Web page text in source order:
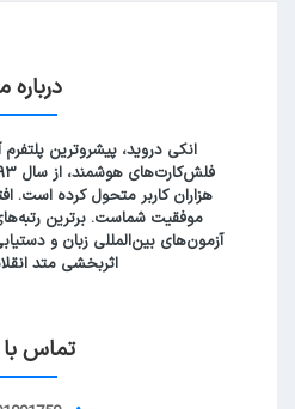
درباره
انکی دروید، پیشروترین
هزاران کاربر متحول کرده است.
موفقیت شماست. برترین
آزمون‌های بین‌المللی زبان و
اثربخشی متد
تماس با